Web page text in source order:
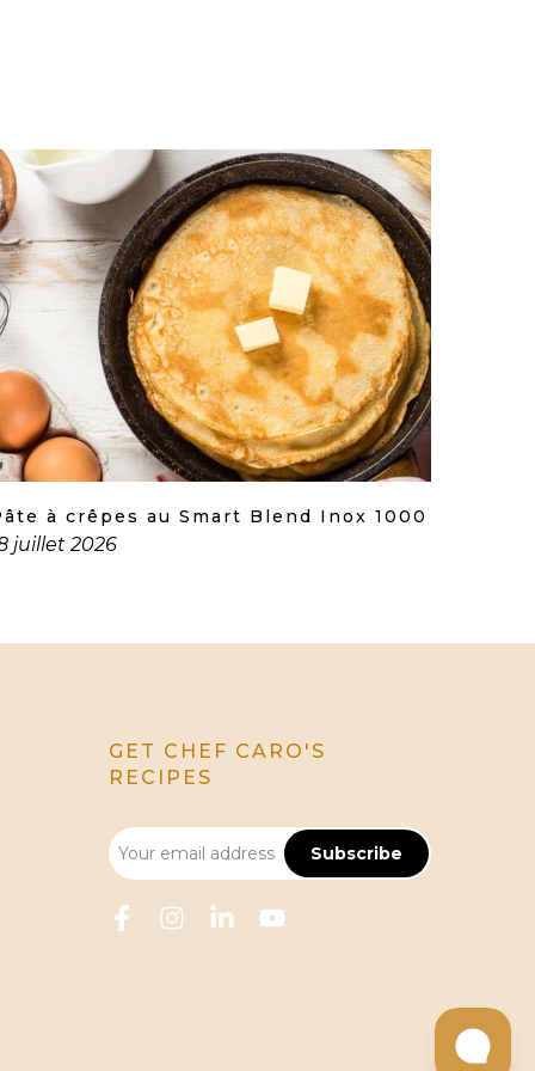
à crêpes au Smart Blend Inox 1000
juillet 2026
GET CHEF CARO'S
RECIPES